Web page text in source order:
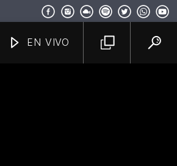
EN VIVO